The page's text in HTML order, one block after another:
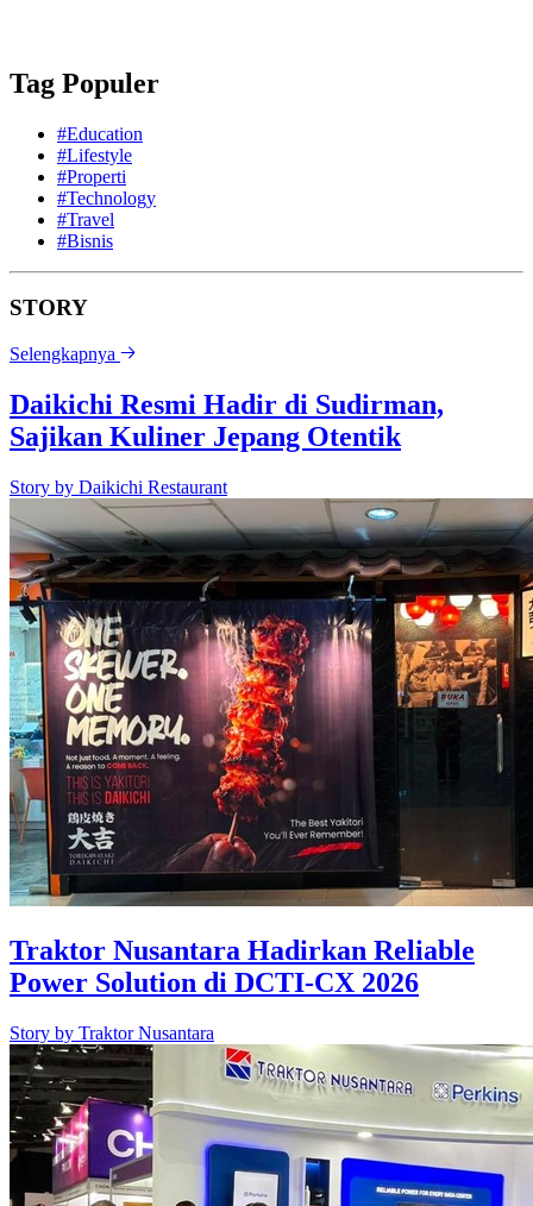
Tag Populer
#Education
#Lifestyle
#Properti
#Technology
#Travel
#Bisnis
STORY
Selengkapnya
Daikichi Resmi Hadir di Sudirman,
Sajikan Kuliner Jepang Otentik
Story by Daikichi Restaurant
Traktor Nusantara Hadirkan Reliable
Power Solution di DCTI-CX 2026
Story by Traktor Nusantara